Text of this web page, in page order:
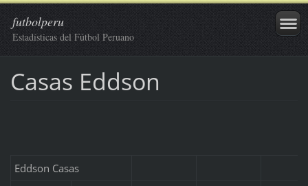
futbolperu
Estadísticas del Fútbol Peruano
Casas Eddson
Eddson Casas